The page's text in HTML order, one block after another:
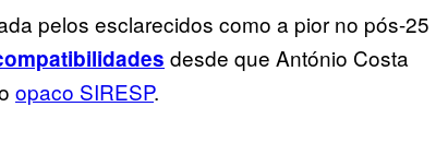
pelos esclarecidos como a pior no pós-25
desde que António Costa
opaco SIRESP.